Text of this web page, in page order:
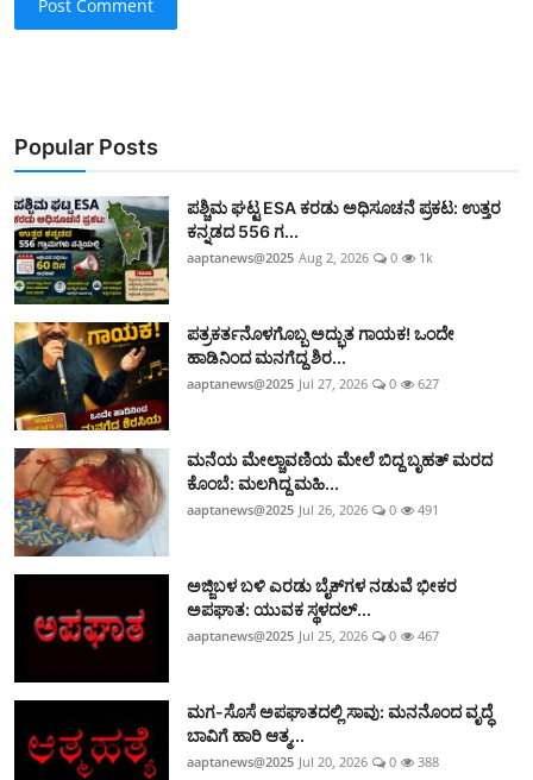
Post Comment
Popular Posts
ಪಶ್ಚಿಮ ಘಟ್ಟ ESA ಕರಡು ಅಧಿಸೂಚನೆ ಪ್ರಕಟ: ಉತ್ತರ
ಕನ್ನಡದ 556 ಗ...
aaptanews@2025 Aug 2, 2026 0 1k
ಪತ್ರಕರ್ತನೊಳಗೊಬ್ಬ ಅದ್ಭುತ ಗಾಯಕ! ಒಂದೇ
ಹಾಡಿನಿಂದ ಮನಗೆದ್ದ ಶಿರ...
aaptanews@2025 Jul 27, 2026 0 627
ಮನೆಯ ಮೇಲ್ಚಾವಣಿಯ ಮೇಲೆ ಬಿದ್ದ ಬೃಹತ್ ಮರದ
ಕೊಂಬೆ: ಮಲಗಿದ್ದ ಮಹಿ...
aaptanews@2025 Jul 26, 2026 0 491
ಅಜ್ಜಿಬಳ ಬಳಿ ಎರಡು ಬೈಕ್‌ಗಳ ನಡುವೆ ಭೀಕರ
ಅಪಘಾತ: ಯುವಕ ಸ್ಥಳದಲ್...
aaptanews@2025 Jul 25, 2026 0 467
ಮಗ-ಸೊಸೆ ಅಪಘಾತದಲ್ಲಿ ಸಾವು: ಮನನೊಂದ ವೃದ್ಧೆ
ಬಾವಿಗೆ ಹಾರಿ ಆತ್ಮ...
aaptanews@2025 Jul 20, 2026 0 388